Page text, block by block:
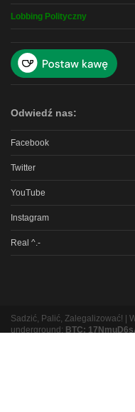
Lobbing Polityczny
Odwiedź nas:
Facebook
Twitter
YouTube
Instagram
Real ^.-
Sadzić, Palić, Zalegalizować! |
underground: BTC: